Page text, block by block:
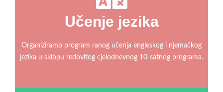
Učenje jezika
Organiziramo program ranog učenja engleskog i njemačkog
jezika u sklopu redovitog cjelodnevnog 10-satnog programa.